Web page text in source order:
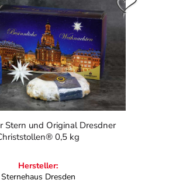
Stern und Original Dresdner
0,5 kg
Hersteller:
Sternehaus Dresden